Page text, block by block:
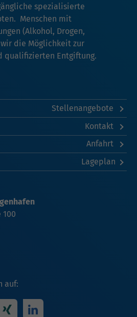
spezialisierte
Menschen mit
(Alkohol, Drogen,
die Möglichkeit zur
qualifizierten Entgiftung.
Stellenangebote
Kontakt
Anfahrt
Lageplan
auf: